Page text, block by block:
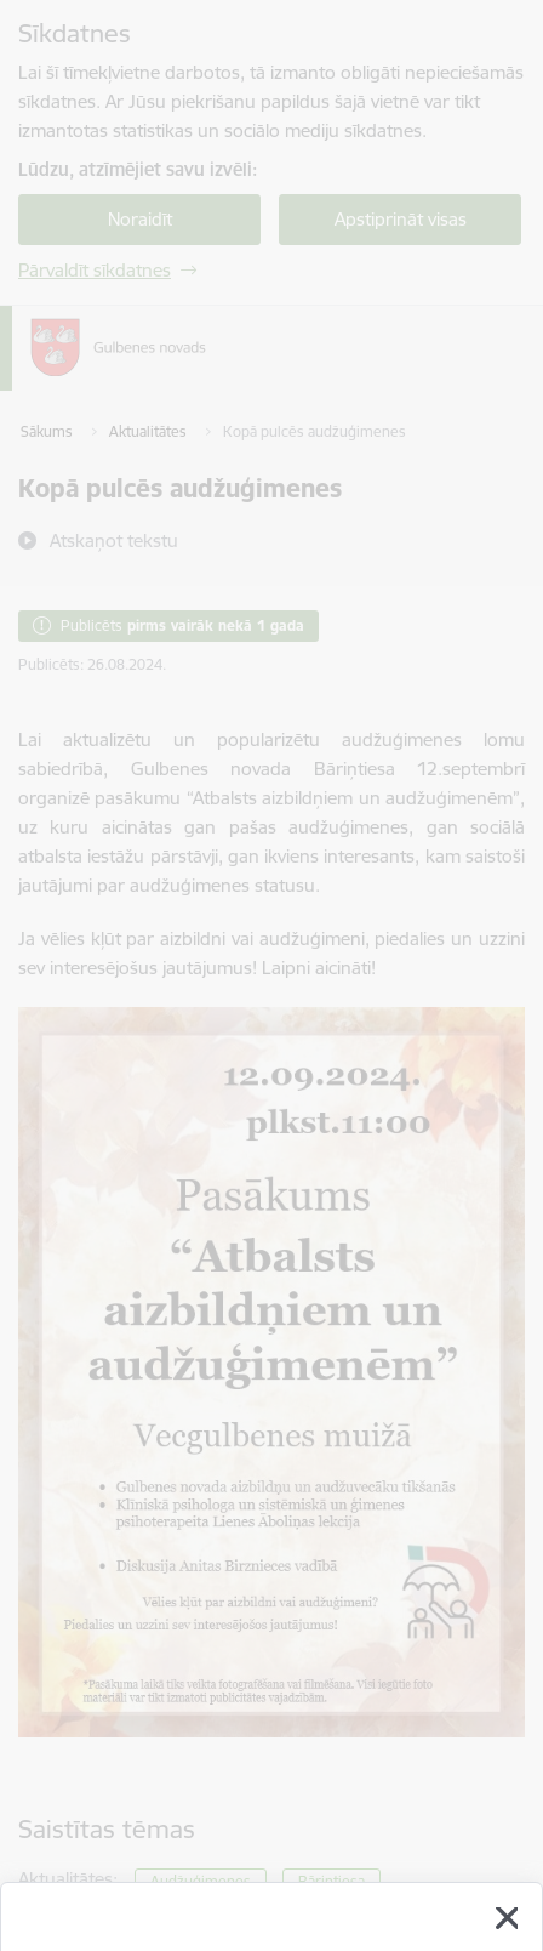
Sīkdatnes
Lai šī tīmekļvietne darbotos, tā izmanto obligāti nepieciešamās
sīkdatnes. Ar Jūsu piekrišanu papildus šajā vietnē var tikt
izmantotas statistikas un sociālo mediju sīkdatnes.
Lūdzu, atzīmējiet savu izvēli:
Noraidīt Apstiprināt visas
Pārvaldīt sīkdatnes
Sākums Aktualitātes Kopā pulcēs audžuģimenes
Kopā pulcēs audžuģimenes
Atskaņot tekstu
Publicēts pirms vairāk nekā 1 gada
Publicēts: 26.08.2024.
Lai aktualizētu un popularizētu audžuģimenes lomu
sabiedrībā, Gulbenes novada Bāriņtiesa 12.septembrī
organizē pasākumu “Atbalsts aizbildņiem un audžuģimenēm”,
uz kuru aicinātas gan pašas audžuģimenes, gan sociālā
atbalsta iestāžu pārstāvji, gan ikviens interesants, kam saistoši
jautājumi par audžuģimenes statusu.
Ja vēlies kļūt par aizbildni vai audžuģimeni, piedalies un uzzini
sev interesējošus jautājumus! Laipni aicināti!
Saistītas tēmas
Aktualitātes: Audžuģimenes Bāriņtiesa